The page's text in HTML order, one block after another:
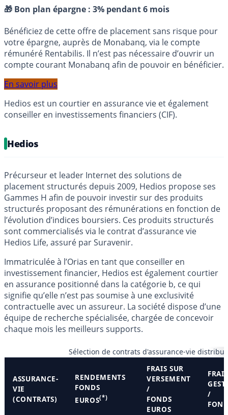
🎁 Bon plan épargne : 3% pendant 6 mois
Bénéficiez de cette offre de placement sans risque pour
votre épargne, auprès de Monabanq, via le compte
rémunéré Rentabilis. Il n’est pas nécessaire d’ouvrir un
compte courant Monabanq afin de pouvoir en bénéficier.
En savoir plus
Hedios est un courtier en assurance vie et également
conseiller en investissements financiers (CIF).
Hedios
Précurseur et leader Internet des solutions de
placement structurés depuis 2009, Hedios propose ses
Gammes H afin de pouvoir investir sur des produits
structurés proposant des rémunérations en fonction de
l’évolution d’indices boursiers. Ces produits structurés
sont commercialisés via le contrat d’assurance vie
Hedios Life, assuré par Suravenir.
Immatriculée à l’Orias en tant que conseiller en
investissement financier, Hedios est également courtier
en assurance positionné dans la catégorie b, ce qui
signifie qu’elle n’est pas soumise à une exclusivité
contractuelle avec un assureur. La société dispose d’une
équipe de recherche spécialisée, chargée de concevoir
chaque mois les meilleurs supports.
Sélection de contrats d'assurance-vie
ASSURANCE-
VIE
(CONTRATS)
RENDEMENTS
FONDS
EUROS(*)
FRAIS SUR
VERSEMENT
/
FONDS
EUROS
/